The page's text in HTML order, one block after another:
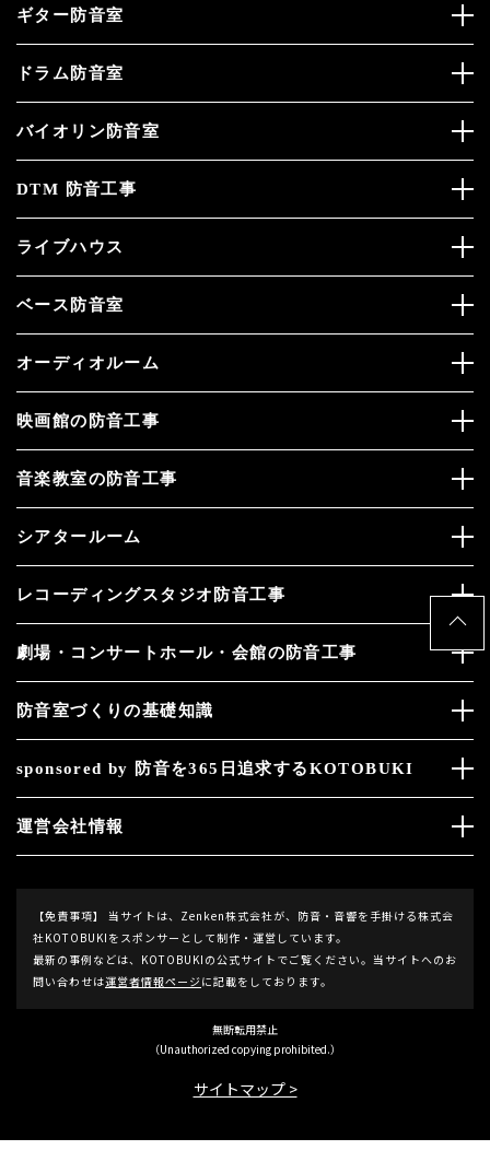
ギター防音室
ドラム防音室
バイオリン防音室
DTM 防音工事
ライブハウス
ベース防音室
オーディオルーム
映画館の防音工事
音楽教室の防音工事
シアタールーム
レコーディングスタジオ防音工事
劇場・コンサートホール・会館の防音工事
防音室づくりの基礎知識
sponsored by 防音を365日追求するKOTOBUKI
運営会社情報
【免責事項】
当サイトは、Zenken株式会社が、防音・音響を手掛ける株式会
社KOTOBUKIをスポンサーとして制作・運営しています。
最新の事例などは、KOTOBUKIの公式サイトでご覧ください。当サイトへのお
問い合わせは運営者情報ページに記載をしております。
無断転用禁止
（Unauthorized copying prohibited.）
サイトマップ >